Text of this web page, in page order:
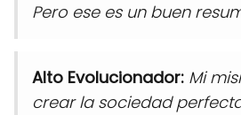
Pero ese es un buen
Alto Evolucionador: Mi
crear la sociedad